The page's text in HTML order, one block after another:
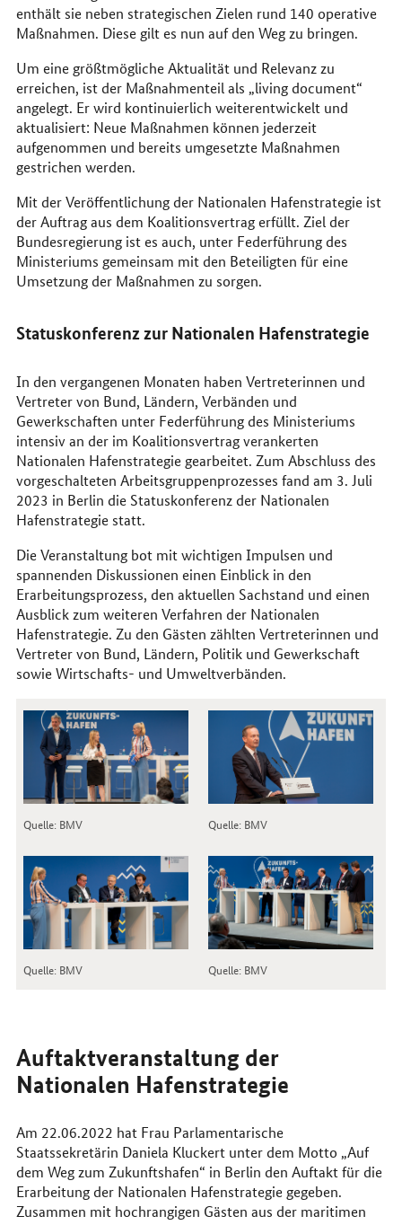
enthält sie neben strategischen Zielen rund 140 operative
Maßnahmen. Diese gilt es nun auf den Weg zu bringen.
Um eine größtmögliche Aktualität und Relevanz zu
erreichen, ist der Maßnahmenteil als „living document“
angelegt. Er wird kontinuierlich weiterentwickelt und
aktualisiert: Neue Maßnahmen können jederzeit
aufgenommen und bereits umgesetzte Maßnahmen
gestrichen werden.
Mit der Veröffentlichung der Nationalen Hafenstrategie ist
der Auftrag aus dem Koalitionsvertrag erfüllt. Ziel der
Bundesregierung ist es auch, unter Federführung des
Ministeriums gemeinsam mit den Beteiligten für eine
Umsetzung der Maßnahmen zu sorgen.
Statuskonferenz zur Nationalen Hafenstrategie
In den vergangenen Monaten haben Vertreterinnen und
Vertreter von Bund, Ländern, Verbänden und
Gewerkschaften unter Federführung des Ministeriums
intensiv an der im Koalitionsvertrag verankerten
Nationalen Hafenstrategie gearbeitet. Zum Abschluss des
vorgeschalteten Arbeitsgruppenprozesses fand am 3. Juli
2023 in Berlin die Statuskonferenz der Nationalen
Hafenstrategie statt.
Die Veranstaltung bot mit wichtigen Impulsen und
spannenden Diskussionen einen Einblick in den
Erarbeitungsprozess, den aktuellen Sachstand und einen
Ausblick zum weiteren Verfahren der Nationalen
Hafenstrategie. Zu den Gästen zählten Vertreterinnen und
Vertreter von Bund, Ländern, Politik und Gewerkschaft
sowie Wirtschafts- und Umweltverbänden.
Quelle: BMV Quelle: BMV
Quelle: BMV Quelle: BMV
Auftaktveranstaltung der
Nationalen Hafenstrategie
Am 22.06.2022 hat Frau Parlamentarische
Staatssekretärin Daniela Kluckert unter dem Motto „Auf
dem Weg zum Zukunftshafen“ in Berlin den Auftakt für die
Erarbeitung der Nationalen Hafenstrategie gegeben.
Zusammen mit hochrangigen Gästen aus der maritimen